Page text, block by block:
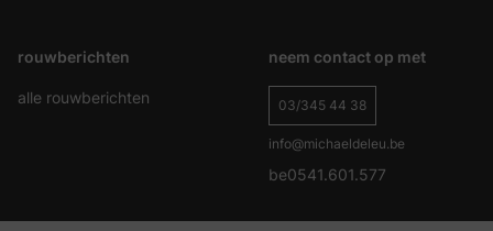
rouwberichten
alle rouwberichten
neem contact op met
03/345 44 38
info@michaeldeleu.be
be0541.601.577